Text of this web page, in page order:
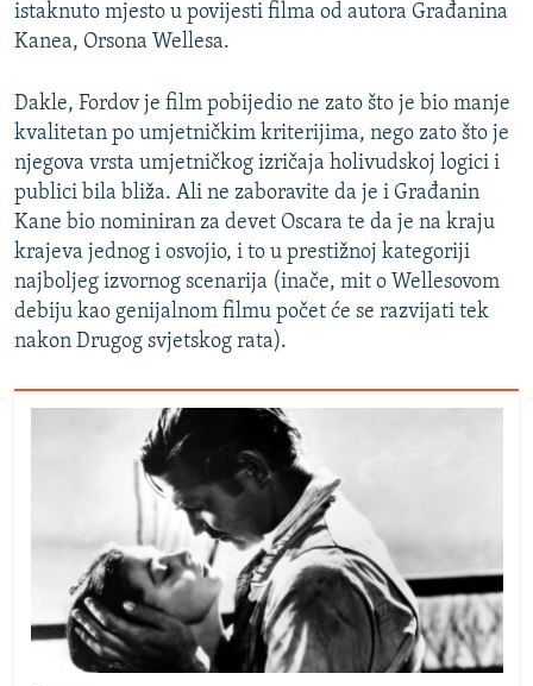
istaknuto mjesto u povijesti filma od autora Građanina
Kanea, Orsona Wellesa.
Dakle, Fordov je film pobijedio ne zato što je bio manje
kvalitetan po umjetničkim kriterijima, nego zato što je
njegova vrsta umjetničkog izričaja holivudskoj logici i
publici bila bliža. Ali ne zaboravite da je i Građanin
Kane bio nominiran za devet Oscara te da je na kraju
krajeva jednog i osvojio, i to u prestižnoj kategoriji
najboljeg izvornog scenarija (inače, mit o Wellesovom
debiju kao genijalnom filmu počet će se razvijati tek
nakon Drugog svjetskog rata).